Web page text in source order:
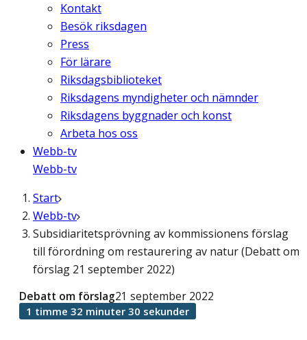
Kontakt
Besök riksdagen
Press
För lärare
Riksdagsbiblioteket
Riksdagens myndigheter och nämnder
Riksdagens byggnader och konst
Arbeta hos oss
Webb-tv
Webb-tv
Start
Webb-tv
Subsidiaritetsprövning av kommissionens förslag
till förordning om restaurering av natur (Debatt om
förslag 21 september 2022)
Debatt om förslag21 september 2022
1 timme 32 minuter 30 sekunder